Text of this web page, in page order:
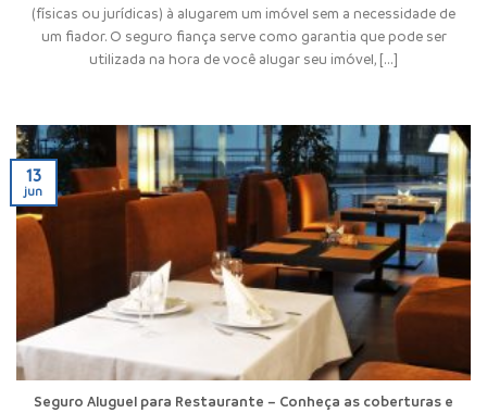
(físicas ou jurídicas) à alugarem um imóvel sem a necessidade de
um fiador. O seguro fiança serve como garantia que pode ser
utilizada na hora de você alugar seu imóvel, [...]
Seguro Aluguel para Restaurante – Conheça as coberturas e
13
jun